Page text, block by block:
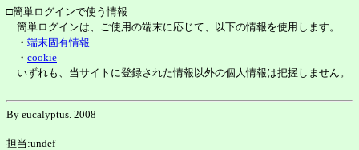
□簡単ログインで使う情報
簡単ログインは、ご使用の端末に応じて、以下の情報を使用します。
・ 端末固有情報
・ cookie
いずれも、当サイトに登録された情報以外の個人情報は把握しません。
By eucalyptus. 2008
担当:undef